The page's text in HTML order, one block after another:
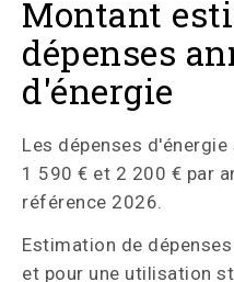
Montant
dépenses
d'énergie
Les dépenses
1 590 € et 2 200 € par
référence 2026.
Estimation de
et pour une utilisation